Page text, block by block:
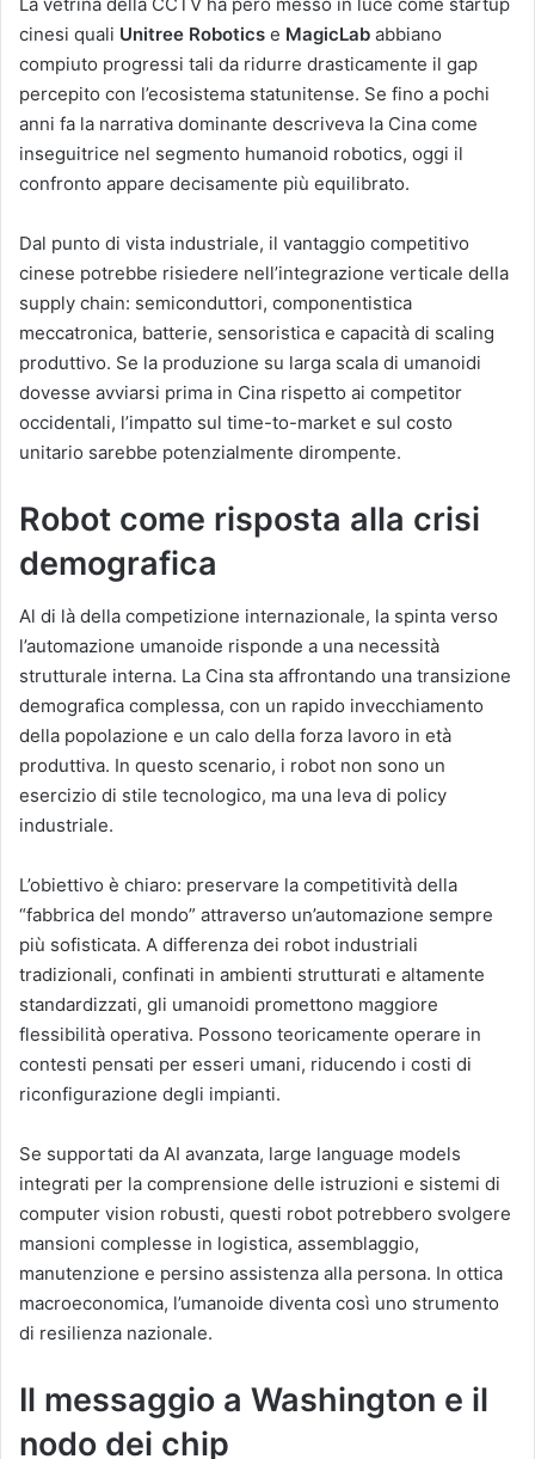
cinesi quali Unitree Robotics e MagicLab abbiano
compiuto progressi tali da ridurre drasticamente il gap
percepito con l’ecosistema statunitense. Se fino a pochi
anni fa la narrativa dominante descriveva la Cina come
inseguitrice nel segmento humanoid robotics, oggi il
confronto appare decisamente più equilibrato.
Dal punto di vista industriale, il vantaggio competitivo
cinese potrebbe risiedere nell’integrazione verticale della
supply chain: semiconduttori, componentistica
meccatronica, batterie, sensoristica e capacità di scaling
produttivo. Se la produzione su larga scala di umanoidi
dovesse avviarsi prima in Cina rispetto ai competitor
occidentali, l’impatto sul time-to-market e sul costo
unitario sarebbe potenzialmente dirompente.
Robot come risposta alla crisi
demografica
Al di là della competizione internazionale, la spinta verso
l’automazione umanoide risponde a una necessità
strutturale interna. La Cina sta affrontando una transizione
demografica complessa, con un rapido invecchiamento
della popolazione e un calo della forza lavoro in età
produttiva. In questo scenario, i robot non sono un
esercizio di stile tecnologico, ma una leva di policy
industriale.
L’obiettivo è chiaro: preservare la competitività della
“fabbrica del mondo” attraverso un’automazione sempre
più sofisticata. A differenza dei robot industriali
tradizionali, confinati in ambienti strutturati e altamente
standardizzati, gli umanoidi promettono maggiore
flessibilità operativa. Possono teoricamente operare in
contesti pensati per esseri umani, riducendo i costi di
riconfigurazione degli impianti.
Se supportati da AI avanzata, large language models
integrati per la comprensione delle istruzioni e sistemi di
computer vision robusti, questi robot potrebbero svolgere
mansioni complesse in logistica, assemblaggio,
manutenzione e persino assistenza alla persona. In ottica
macroeconomica, l’umanoide diventa così uno strumento
di resilienza nazionale.
Il messaggio a Washington e il
nodo dei chip